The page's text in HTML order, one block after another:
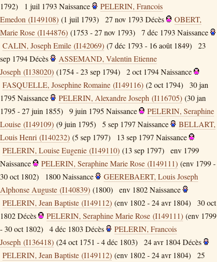
1792)
1 juil 1793 Naissance
PELERIN, Francois
Emedon (I149108) (1 juil 1793) 27 nov 1793 Décès
OBERT,
Marie Rose (I144876) (1753 - 27 nov 1793) 7 déc 1793 Naissance
CALIN, Joseph Emile (I142069) (7 déc 1793 - 16 août 1849)
23
sep 1794Décès
ASSEMAND, Valentin Etienne
Joseph (I138020) (1754 - 23 sep 1794) 2 oct 1794Naissance
FASQUELLE, Josephine Romaine (I149116) (2 oct 1794)
30 jan
1795 Naissance PELERIN, Alexandre Joseph (I116705) (30 jan
1795 - 27 juin 1855)
9 juin 1795 Naissance
PELERIN, Seraphine
Louise (I149109) (9 juin 1795) 5 sep 1797 Naissance
BELLART,
Louis Henri (I140232) (5 sep 1797) 13 sep 1797 Naissance
PELERIN, Louise Eugenie (I149110) (13 sep 1797)
env 1799
Naissance
PELERIN, Seraphine Marie Rose (I149111) (env 1799 -
30 oct 1802)
1800Naissance
GEEREBAERT, Louis Joseph
Alphonse Auguste (I140839) (1800) env 1802Naissance
PELERIN, Jean Baptiste (I149112) (env 1802 - 24 avr 1804)
30 oct
1802Décès PELERIN, Seraphine Marie Rose (I149111) (env 1799
- 30 oct 1802)
4 déc 1803 Décès
PELERIN, Francois
Joseph (I136418) (24 oct 1751 - 4 déc 1803) 24 avr 1804Décès
PELERIN, Jean Baptiste (I149112) (env 1802 - 24 avr 1804)
25